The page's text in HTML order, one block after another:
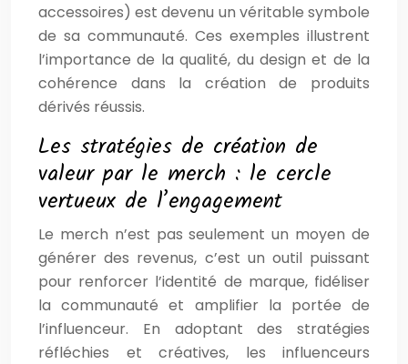
accessoires) est devenu un véritable symbole
de sa communauté. Ces exemples illustrent
l’importance de la qualité, du design et de la
cohérence dans la création de produits
dérivés réussis.
Les stratégies de création de
valeur par le merch : le cercle
vertueux de l’engagement
Le merch n’est pas seulement un moyen de
générer des revenus, c’est un outil puissant
pour renforcer l’identité de marque, fidéliser
la communauté et amplifier la portée de
l’influenceur. En adoptant des stratégies
réfléchies et créatives, les influenceurs